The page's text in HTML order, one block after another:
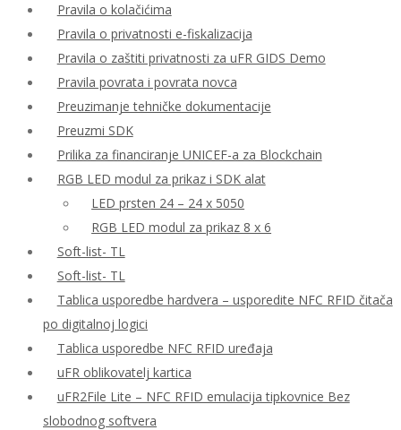
Pravila o kolačićima
Pravila o privatnosti e-fiskalizacija
Pravila o zaštiti privatnosti za uFR GIDS Demo
Pravila povrata i povrata novca
Preuzimanje tehničke dokumentacije
Preuzmi SDK
Prilika za financiranje UNICEF-a za Blockchain
RGB LED modul za prikaz i SDK alat
LED prsten 24 – 24 x 5050
RGB LED modul za prikaz 8 x 6
Soft-list- TL
Soft-list- TL
Tablica usporedbe hardvera – usporedite NFC RFID čitača
po digitalnoj logici
Tablica usporedbe NFC RFID uređaja
uFR oblikovatelj kartica
uFR2File Lite – NFC RFID emulacija tipkovnice Bez
slobodnog softvera